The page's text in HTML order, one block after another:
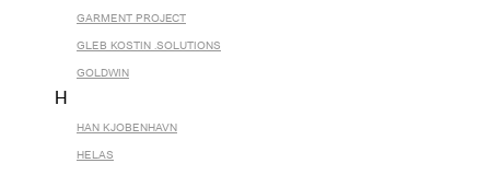
GARMENT PROJECT
GLEB KOSTIN .SOLUTIONS
GOLDWIN
H
HAN KJOBENHAVN
HELAS